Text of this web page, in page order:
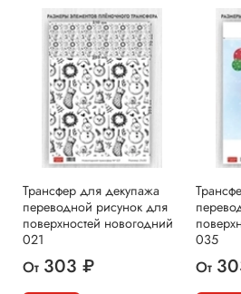
Трансфер для декупажа
переводной рисунок для
поверхностей новогодний
021
От 303 ₽
035
От